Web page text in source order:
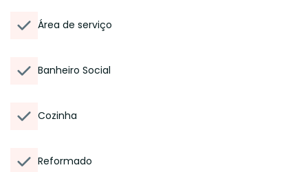
Área de serviço
Banheiro Social
Cozinha
Reformado